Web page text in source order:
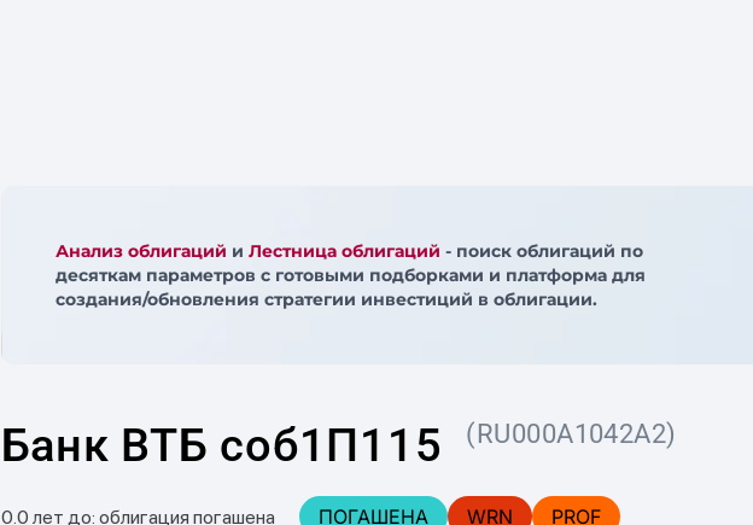
Анализ облигаций и Лестница облигаций - поиск облигаций по
десяткам параметров с готовыми подборками и платформа для
создания/обновления стратегии инвестиций в облигации.
Банк ВТБ соб1П115 (RU000A1042A2)
0.0 лет до: облигация погашена ПОГАШЕНА WRN PROF